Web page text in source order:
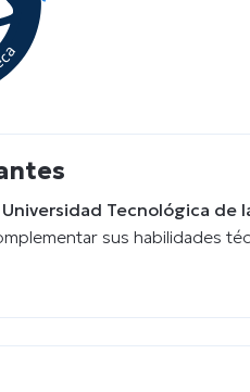
Universidad Tecnológica de
sus habilidades